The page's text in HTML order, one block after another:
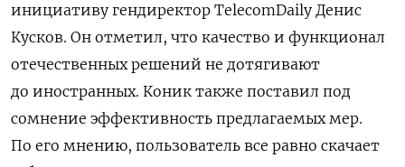
инициативу гендиректор TelecomDaily Денис
Кусков. Он отметил, что качество и функционал
отечественных решений не дотягивают
до иностранных. Коник также поставил под
сомнение эффективность предлагаемых мер.
По его мнению, пользователь все равно скачает